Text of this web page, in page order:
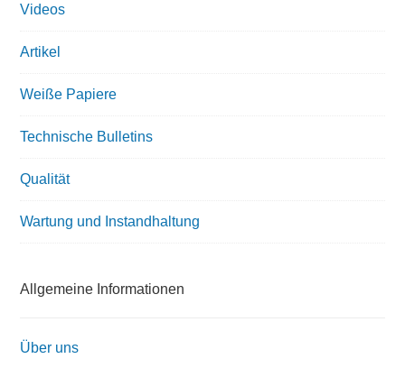
Videos
Artikel
Weiße Papiere
Technische Bulletins
Qualität
Wartung und Instandhaltung
Allgemeine Informationen
Über uns